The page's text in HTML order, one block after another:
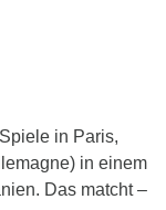
in Paris,
in einem
Das matcht –